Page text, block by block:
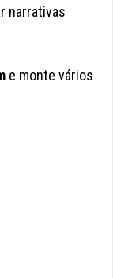
narrativas
e monte vários